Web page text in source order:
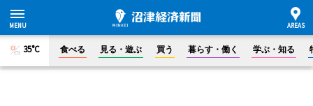
35°C 食べる 見る・遊ぶ 買う 暮らす・働く 学ぶ・知る